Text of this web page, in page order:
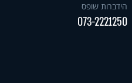
הידברות שופס
073-2221250